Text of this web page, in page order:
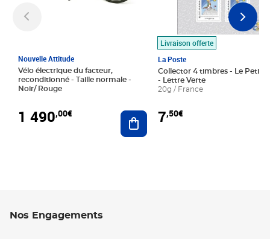
Nouvelle Attitude
Vélo électrique du facteur,
reconditionné - Taille normale -
Noir/ Rouge
1 490,00€ Ajouter au panier
Livraison offerte
La Poste
Collector 4 timbres - Le Petit
- Lettre Verte
20g / France
7,50€
Nos Engagements